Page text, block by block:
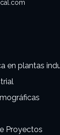
en plantas
Proyectos